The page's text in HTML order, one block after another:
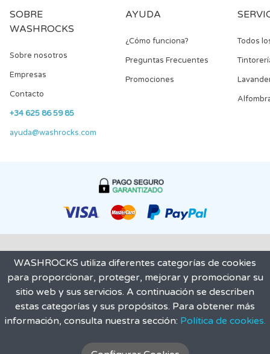
SOBRE
WASHROCKS
Sobre nosotros
Empresas
Contacto
+34 625 86 59 85
ayuda@washrocks.com
AYUDA
¿Cómo funciona?
Preguntas Frecuentes
Promociones
Todos
WASHROCKS utiliza diferentes categorías de cookies
para proporcionar, proteger, mejorar y promocionar su
sitio web y sus servicios. A continuación se describen
estas categorías y sus propósitos. Para obtener más
información, consulta nuestra sección: Política de cookies.